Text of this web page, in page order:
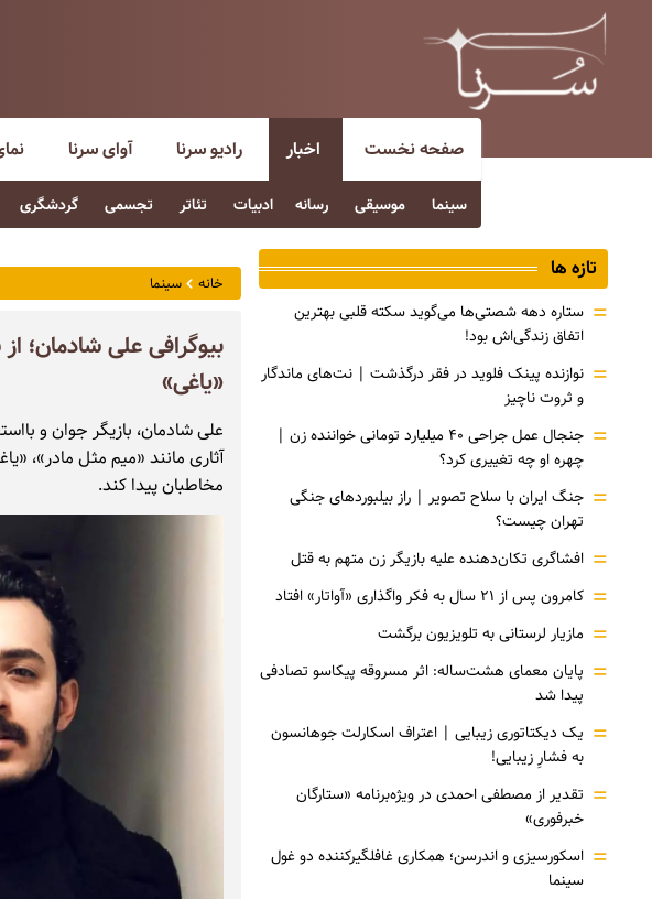
صفحه نخست اخبار
سینما موسیقی رسانه ادبیات تئاتر تجسمی گردشگری
رادیو سرنا آوای سرنا
خانه سینما
«یاغی»
علی شادمان، بازیگر جوان و
آثاری مانند «میم مثل مادر»،
مخاطبان پیدا کند.
تازه ها
= ستاره دهه شصتی‌ها می‌گوید سکته قلبی بهترین
اتفاق زندگی‌اش بود!
= نوازنده پینک فلوید در فقر درگذشت | نت‌های ماندگار
و ثروت ناچیز
=
جنجال عمل جراحی ۴۰ میلیارد تومانی خواننده زن |
چهره او چه تغییری کرد؟
= جنگ ایران با سلاح تصویر | راز بیلبوردهای جنگی
تهران چیست؟
= افشاگری‌ تکان‌دهنده علیه بازیگر زن متهم به قتل
= کامرون پس از ۲۱ سال به فکر واگذاری «آواتار» افتاد
= مازیار لرستانی به تلویزیون برگشت
= پایان معمای هشت‌ساله: اثر مسروقه پیکاسو تصادفی
پیدا شد
= یک دیکتاتوری زیبایی | اعتراف اسکارلت جوهانسون
به فشارِ زیبایی!
= تقدیر از مصطفی احمدی در ویژه‌برنامه «ستارگان
خبرفوری»
= اسکورسیزی و اندرسن؛ همکاری غافلگیرکننده دو غول
سینما